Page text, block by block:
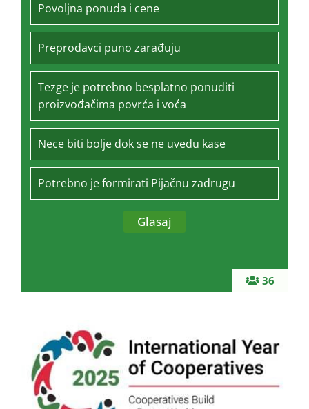
36
Povoljna ponuda i cene
Preprodavci puno zarađuju
Tezge je potrebno besplatno ponuditi
proizvođačima povrća i voća
Nece biti bolje dok se ne uvedu kase
Potrebno je formirati Pijačnu zadrugu